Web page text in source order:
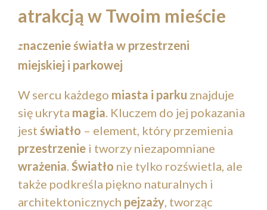
atrakcją w Twoim mieście
znaczenie światła w przestrzeni
miejskiej i parkowej
W sercu każdego miasta i parku znajduje
się ukryta magia. Kluczem do jej pokazania
jest światło – element, który przemienia
przestrzenie i tworzy niezapomniane
wrażenia.Światło nie tylko rozświetla, ale
także podkreśla piękno naturalnych i
architektonicznych pejzaży, tworząc